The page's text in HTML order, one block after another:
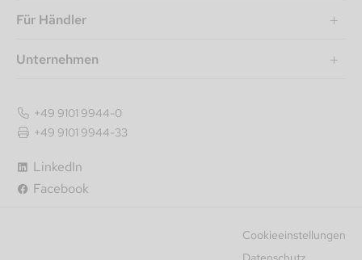
Für Händler
Unternehmen
LinkedIn
Facebook
+49 9101 9944-0
+49 9101 9944-33
Cookieeinstellungen